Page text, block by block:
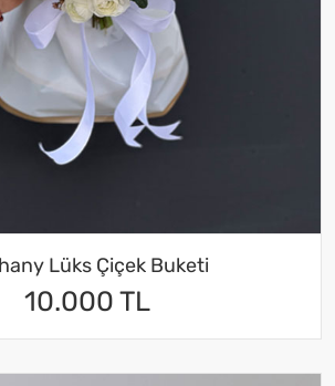
Lüks Çiçek Buketi
10.000 TL